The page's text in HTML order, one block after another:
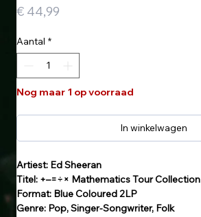
€ 44,99
Aantal *
Nog maar 1 op voorraad
In winkelwagen
Artiest: Ed Sheeran
Titel: +–=÷× Mathematics Tour Collection
Format: Blue Coloured 2LP
Genre: Pop, Singer-Songwriter, Folk